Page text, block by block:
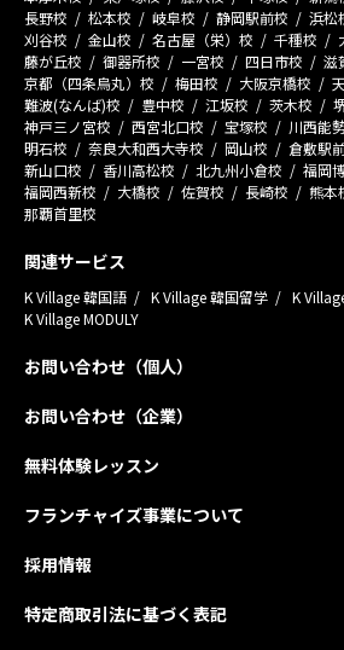
長野校
松本校 岐阜校 静岡駅前校 浜松
刈谷校
金山校 名古屋（栄）校 千種校
藤が丘校
御器所校 一宮校 四日市校
滋
京都（四条烏丸）校
梅田校 大阪京橋校
難波(なんば)校
豊中校 江坂校 茨木校
神戸三ノ宮校
西宮北口校 宝塚校 川西能
明石校
奈良大和西大寺校 岡山校 倉敷駅
新山口校
香川高松校 北九州小倉校
福岡
福岡西新校
大橋校 佐賀校 長崎校 熊本
那覇首里校
関連サービス
K Village 韓国語 K Village 韓国留学
K
K Village MODULY
お問い合わせ（個人）
お問い合わせ（企業）
無料体験レッスン
フランチャイズ事業について
採用情報
特定商取引法に基づく表記